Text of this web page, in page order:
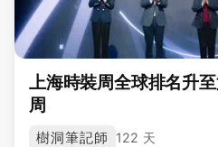
上海時裝周全球排名升
周
樹洞筆記師 122 天